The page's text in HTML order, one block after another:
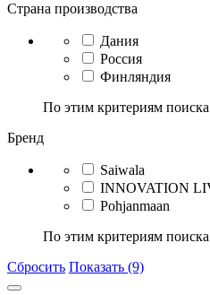
Страна производства
Дания
Россия
Финляндия
По этим критериям
Бренд
Saiwala
INNOVATION
Pohjanmaan
По этим критериям
Сбросить Показать (9)